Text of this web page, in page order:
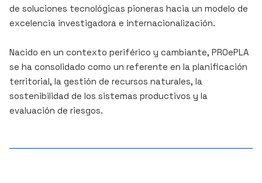
de soluciones tecnológicas pioneras hacia un modelo de
excelencia investigadora e internacionalización.
Nacido en un contexto periférico y cambiante, PROePLA
se ha consolidado como un referente en la planificación
territorial, la gestión de recursos naturales, la
sostenibilidad de los sistemas productivos y la
evaluación de riesgos.